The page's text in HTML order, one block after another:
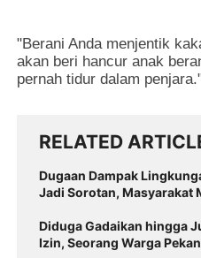
"Berani Anda menjentik
akan beri hancur anak
pernah tidur dalam
RELATED
Dugaan Dampak
Jadi Sorotan, Masyarakat
Diduga Gadaikan hingga
Izin, Seorang Warga